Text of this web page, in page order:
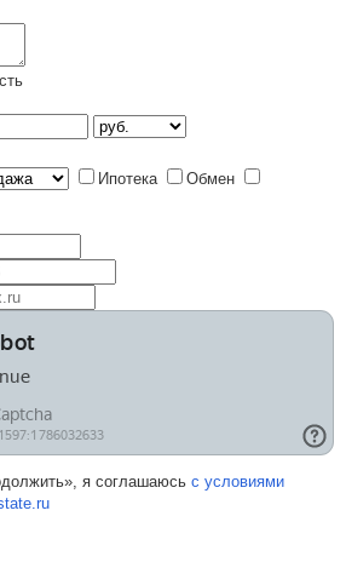
Ипотека
Обмен
я соглашаюсь с условиями